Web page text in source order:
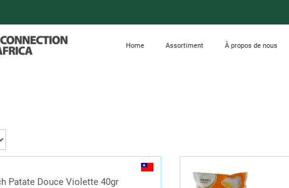
Home Assortiment À propos de nous
Patate Douce Violette 40gr